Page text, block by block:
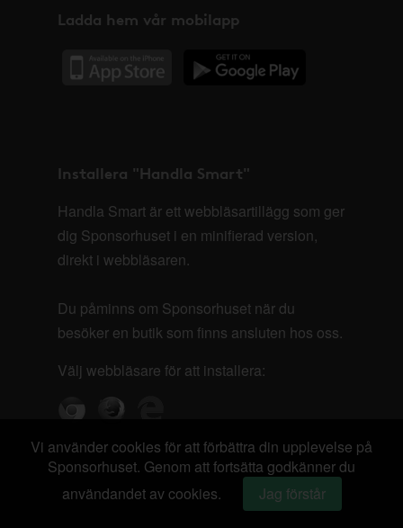
Ladda hem vår mobilapp
Installera "Handla Smart"
Handla Smart är ett webbläsartillägg som ger
dig Sponsorhuset i en minifierad version,
direkt i webbläsaren.
Du påminns om Sponsorhuset när du
besöker en butik som finns ansluten hos oss.
Välj webbläsare för att installera:
Vi använder cookies för att förbättra din upplevelse på
Sponsorhuset. Genom att fortsätta godkänner du
användandet av cookies.
Jag förstår